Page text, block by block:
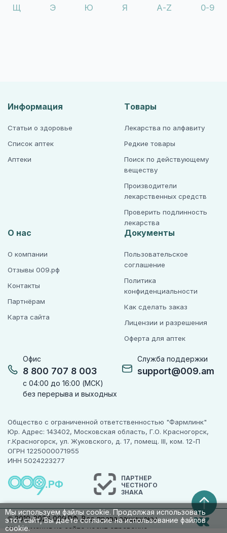
Щ
Э Ю Я A-Z 0-9
Мы используем файлы cookie. Продолжая использовать
этот сайт, Вы даете согласие на использование файлов
cookie.
Офис
8 800 707 8 003
с 04:00 до 16:00 (МСК)
без перерыва и выходных
Служба поддержки
support@009.am
Информация
Статьи о здоровье
Список аптек
Аптеки
Товары
Лекарства по алфавиту
Редкие товары
Поиск по действующему
веществу
Производители
лекарственных средств
Проверить подлинность
лекарства
О нас
О компании
Отзывы 009.рф
Контакты
Партнёрам
Карта сайта
Документы
Пользовательское
соглашение
Политика
конфиденциальности
Как сделать заказ
Лицензии и разрешения
Оферта для аптек
Общество с ограниченной ответственностью "Фармлинк"
Юр. Адрес: 143402, Московская область, Г.О. Красногорск,
г.Красногорск, ул. Жуковского, д. 17, помещ. III, ком. 12-П
ОГРН 1225000071955
ИНН 5024223277
ПАРТНЕР
ЧЕСТНОГО
ЗНАКА
© 2010-2026 009.РФ. Все права защищены
Информация на сайте носит справочно-